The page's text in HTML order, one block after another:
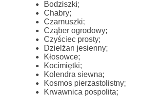
Bodziszki;
Chabry;
Czarnuszki;
Cząber ogrodowy;
Czyściec prosty;
Dzielżan jesienny;
Kłosowce;
Kocimiętki;
Kolendra siewna;
Kosmos pierzastolistny;
Krwawnica pospolita;